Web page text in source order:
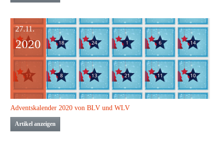
27.11.
2020
Adventskalender 2020 von BLV und WLV
Artikel anzeigen